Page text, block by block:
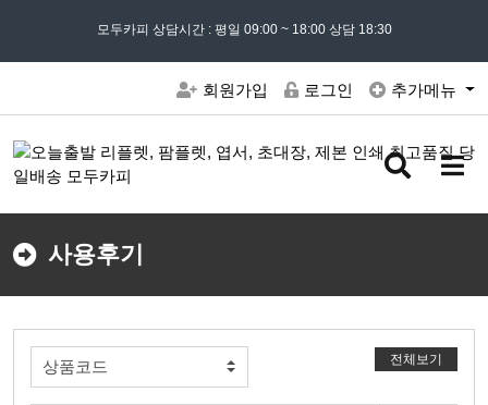
모든 문의는02) 302 - 7797및 ' 견적문의 ' 게시판을 이용해주세요
모두카피 상담시간 : 평일 09:00 ~ 18:00 상담 18:30
회원가입 로그인 추가메뉴
검
버
메
버
사용후기
전체보기